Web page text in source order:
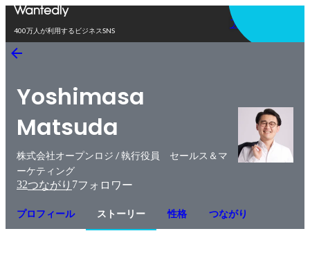
400万人が利用するビジネスSNS
アプリを使う
Yoshimasa
Matsuda
株式会社オープンロジ / 執行役員 セールス＆マ
ーケティング
32つながり 7フォロワー
プロフィール ストーリー 性格 つながり